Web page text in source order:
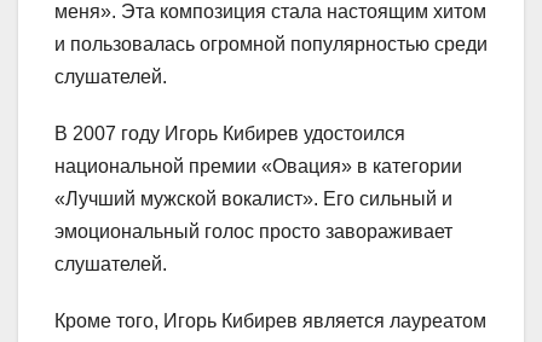
меня». Эта композиция стала настоящим хитом
и пользовалась огромной популярностью среди
слушателей.
В 2007 году Игорь Кибирев удостоился
национальной премии «Овация» в категории
«Лучший мужской вокалист». Его сильный и
эмоциональный голос просто завораживает
слушателей.
Кроме того, Игорь Кибирев является лауреатом